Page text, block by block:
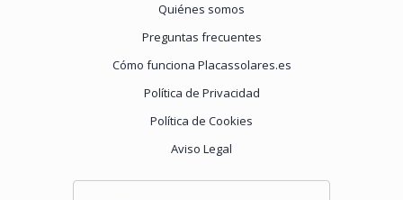
Quiénes somos
Preguntas frecuentes
Cómo funciona Placassolares.es
Política de Privacidad
Política de Cookies
Aviso Legal